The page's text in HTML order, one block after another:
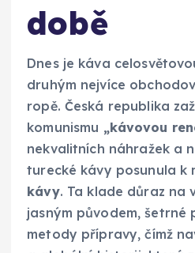
době
Dnes je káva
druhým nejvíce
ropě. Česká republika
komunismu „kávovou
nekvalitních náhražek a
turecké kávy posunula k
kávy. Ta klade důraz na
jasným původem, šetrné
metody přípravy, čímž